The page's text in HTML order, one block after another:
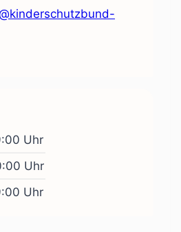
Uhr
Uhr
Uhr